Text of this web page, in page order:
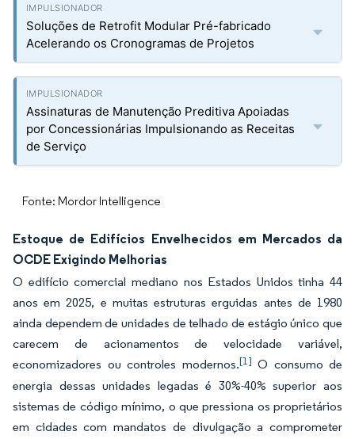
Soluções de Retrofit Modular Pré-fabricado
Acelerando os Cronogramas de Projetos
Assinaturas de Manutenção Preditiva Apoiadas
por Concessionárias Impulsionando as Receitas
de Serviço
Fonte: Mordor Intelligence
Estoque de Edifícios Envelhecidos em Mercados da
OCDE Exigindo Melhorias
O edifício comercial mediano nos Estados Unidos tinha 44
anos em 2025, e muitas estruturas erguidas antes de 1980
ainda dependem de unidades de telhado de estágio único que
carecem de acionamentos de velocidade variável,
economizadores ou controles modernos.[1] O consumo de
energia dessas unidades legadas é 30%-40% superior aos
sistemas de código mínimo, o que pressiona os proprietários
em cidades com mandatos de divulgação a comprometer